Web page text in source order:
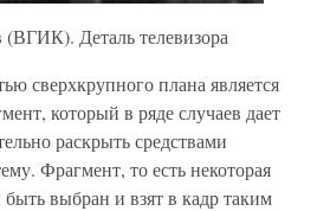
Деталь телевизора
сверхкрупного плана является
который в ряде случаев дает
раскрыть средствами
Фрагмент, то есть некоторая
выбран и взят в кадр таким